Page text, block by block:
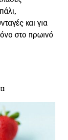
και για
στο πρωινό